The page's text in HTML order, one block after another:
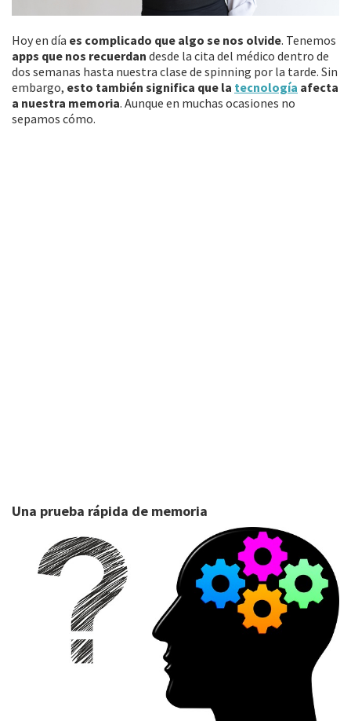
Hoy en día es complicado que algo se nos olvide. Tenemos
apps que nos recuerdan desde la cita del médico dentro de
dos semanas hasta nuestra clase de spinning por la tarde. Sin
embargo, esto también significa que la tecnología afecta
a nuestra memoria. Aunque en muchas ocasiones no
sepamos cómo.
Una prueba rápida de memoria